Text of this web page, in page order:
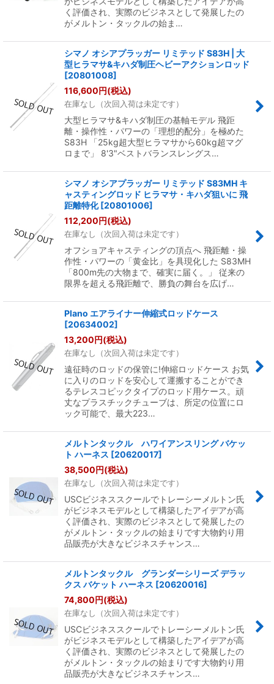
く評価され、実際のビジネスとして発展したの
がメルトン・タックルの始ま…
シマノ オシアプラッガー リミテッド S83H | 大
型ヒラマサ&キハダ制圧ヘビーアクションロッド
[20801008]
116,600円(税込)
在庫なし（次回入荷は未定です）
大型ヒラマサ&キハダ制圧の基軸モデル 飛距
離・操作性・パワーの「理想的配分」を極めた
S83H 「25kg超大型ヒラマサから60kg超マグ
ロまで」 8'3"ベストバランスレングス…
シマノ オシアプラッガー リミテッド S83MH キ
ャスティングロッド ヒラマサ・キハダ狙いに 飛
距離特化 [20801006]
112,200円(税込)
在庫なし（次回入荷は未定です）
オフショアキャスティングの頂点へ 飛距離・操
作性・パワーの「黄金比」を具現化した S83MH
「800m先の大物まで、確実に届く。」 従来の
限界を超える飛距離で、勝負の舞台を広げ…
Plano エアライナー伸縮式ロッドケース
[20634002]
13,200円(税込)
在庫なし（次回入荷は未定です）
遠征時のロッドの保管に!伸縮ロッドケース お気
に入りのロッドを安心して運搬することができ
るテレスコピックタイプのロッド用ケース。頑
丈なプラスチックチューブは、所定の位置にロ
ック可能で、最大223…
メルトンタックル ハワイアンスリング バケッ
ト ハーネス [20620017]
38,500円(税込)
在庫なし（次回入荷は未定です）
USCビジネススクールでトレーシーメルトン氏
がビジネスモデルとして構築したアイデアが高
く評価され、実際のビジネスとして発展したの
がメルトン・タックルの始まりです大物釣り用
品販売が大きなビジネスチャンス…
メルトンタックル グランダーシリーズ デラッ
クス バケット ハーネス [20620016]
74,800円(税込)
在庫なし（次回入荷は未定です）
USCビジネススクールでトレーシーメルトン氏
がビジネスモデルとして構築したアイデアが高
く評価され、実際のビジネスとして発展したの
がメルトン・タックルの始まりです大物釣り用
品販売が大きなビジネスチャンス…